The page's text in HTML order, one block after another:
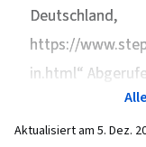
Deutschland,
https://
in.html“
Aktualisiert am 5. Dez.